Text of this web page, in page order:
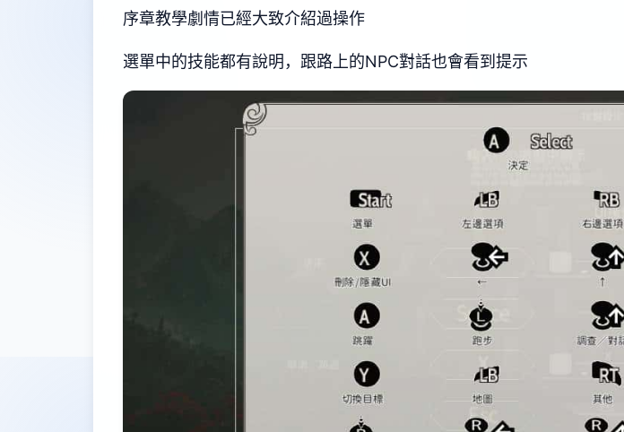
序章教學劇情已經大致介紹過操作
選單中的技能都有說明，跟路上的NPC對話也會看到提示